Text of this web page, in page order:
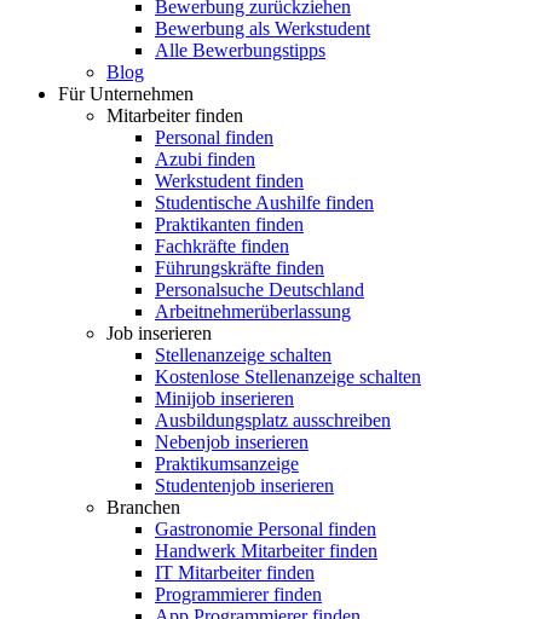
Bewerbung zurückziehen
Bewerbung als Werkstudent
Alle Bewerbungstipps
Blog
Für Unternehmen
Mitarbeiter finden
Personal finden
Azubi finden
Werkstudent finden
Studentische Aushilfe finden
Praktikanten finden
Fachkräfte finden
Führungskräfte finden
Personalsuche Deutschland
Arbeitnehmerüberlassung
Job inserieren
Stellenanzeige schalten
Kostenlose Stellenanzeige schalten
Minijob inserieren
Ausbildungsplatz ausschreiben
Nebenjob inserieren
Praktikumsanzeige
Studentenjob inserieren
Branchen
Gastronomie Personal finden
Handwerk Mitarbeiter finden
IT Mitarbeiter finden
Programmierer finden